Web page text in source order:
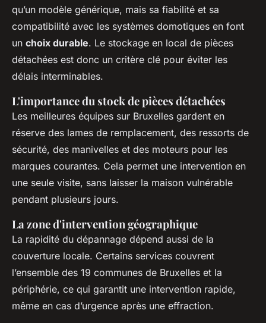
qu’un modèle générique, mais sa fiabilité et sa
compatibilité avec les systèmes domotiques en font
un choix durable. Le stockage en local de pièces
détachées est donc un critère clé pour éviter les
délais interminables.
L'importance du stock de pièces détachées
Les meilleures équipes sur Bruxelles gardent en
réserve des lames de remplacement, des ressorts de
sécurité, des manivelles et des moteurs pour les
marques courantes. Cela permet une intervention en
une seule visite, sans laisser la maison vulnérable
pendant plusieurs jours.
La zone d'intervention géographique
La rapidité du dépannage dépend aussi de la
couverture locale. Certains services couvrent
l’ensemble des 19 communes de Bruxelles et la
périphérie, ce qui garantit une intervention rapide,
même en cas d’urgence après une effraction.